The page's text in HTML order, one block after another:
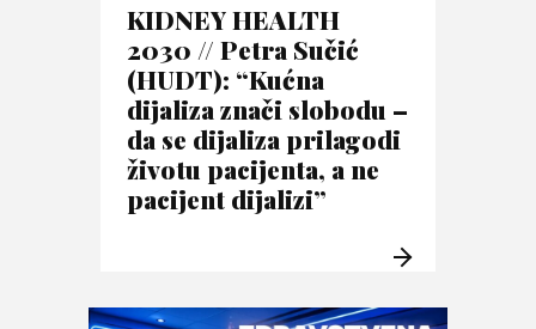
KIDNEY HEALTH
2030 // Petra Sučić
(HUDT): “Kućna
dijaliza znači slobodu –
da se dijaliza prilagodi
životu pacijenta, a ne
pacijent dijalizi”